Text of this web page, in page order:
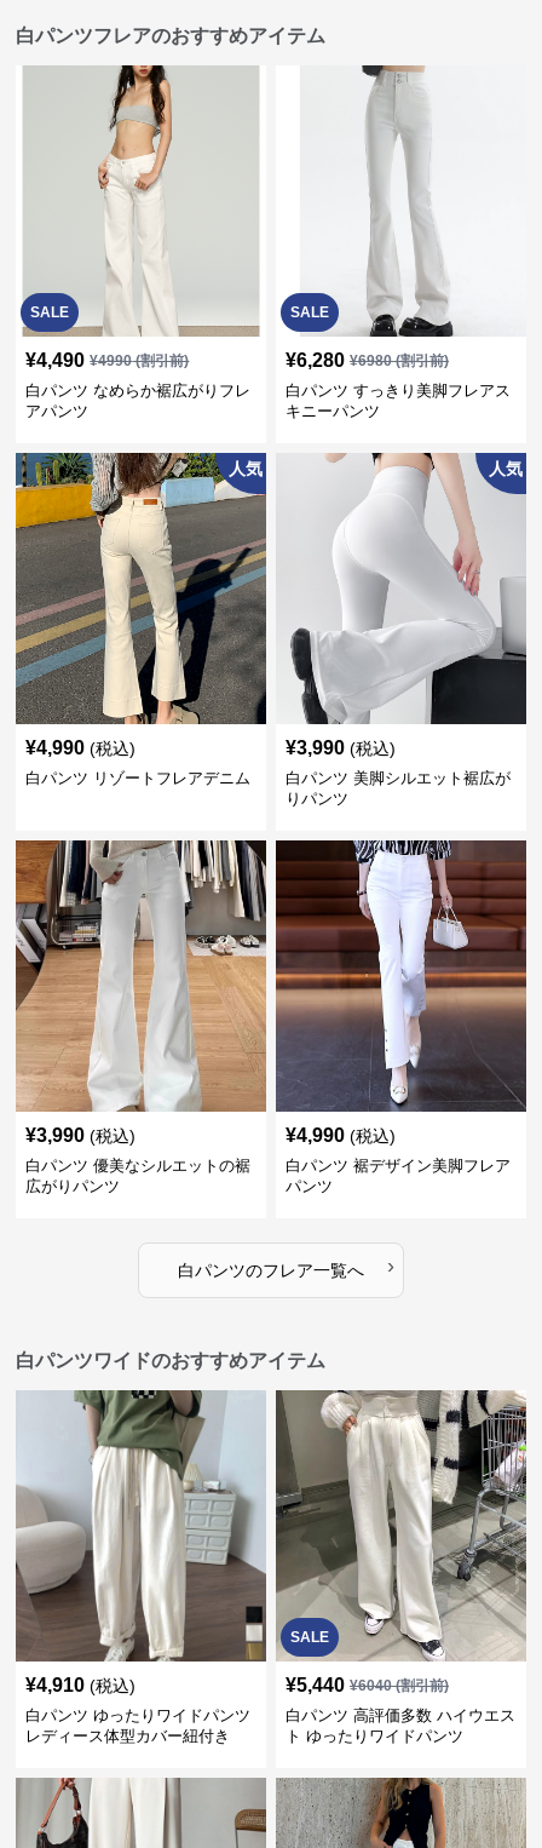
白パンツフレアのおすすめアイテム
SALE
¥4,490 ¥4990(割引前)
白パンツ なめらか裾広がりフレ
アパンツ
SALE
¥6,280 ¥6980(割引前)
白パンツ すっきり美脚フレアス
キニーパンツ
人気
¥4,990 (税込)
白パンツ リゾートフレアデニム
人気
¥3,990 (税込)
白パンツ 美脚シルエット裾広が
りパンツ
¥3,990 (税込)
白パンツ 優美なシルエットの裾
広がりパンツ
¥4,990 (税込)
白パンツ 裾デザイン美脚フレア
パンツ
白パンツのフレア一覧へ ›
白パンツワイドのおすすめアイテム
¥4,910 (税込)
白パンツ ゆったりワイドパンツ
レディース体型カバー紐付き
SALE
¥5,440 ¥6040(割引前)
白パンツ 高評価多数 ハイウエス
ト ゆったりワイドパンツ